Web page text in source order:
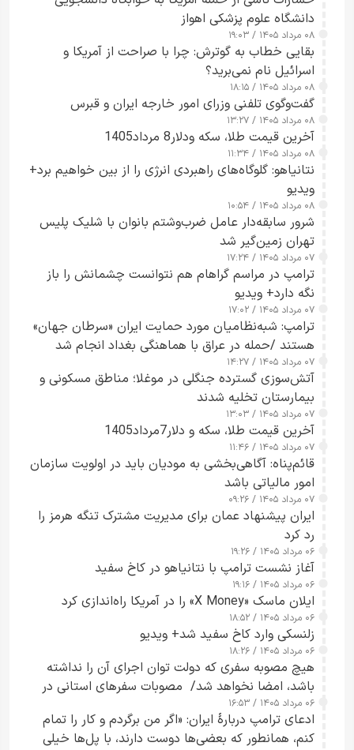
دانشگاه علوم پزشکی اهواز
۰۸ مرداد ۱۴۰۵ / ۱۹:۰۳
بقایی خطاب به گوترش: چرا با صراحت از آمریکا و
اسرائیل نام نمی‌برید؟
۰۸ مرداد ۱۴۰۵ / ۱۸:۱۵
گفت‌وگوی تلفنی وزرای امور خارجه ایران و قبرس
۰۸ مرداد ۱۴۰۵ / ۱۳:۲۷
آخرین قیمت طلا، سکه ودلار8 مرداد1405
۰۸ مرداد ۱۴۰۵ / ۱۱:۳۴
نتانیاهو: گلوگاه‌های راهبردی انرژی را از بین خواهیم برد+
ویدیو
۰۸ مرداد ۱۴۰۵ / ۱۰:۵۴
شرور سابقه‌دار عامل ضرب‌وشتم بانوان با شلیک پلیس
تهران زمین‌گیر شد
۰۷ مرداد ۱۴۰۵ / ۱۷:۲۴
ترامپ در مراسم گراهام هم نتوانست چشمانش را باز
نگه دارد+ ویدیو
۰۷ مرداد ۱۴۰۵ / ۱۷:۰۲
ترامپ: شبه‌نظامیان مورد حمایت ایران «سرطان جهان»
هستند /حمله در عراق با هماهنگی بغداد انجام شد
۰۷ مرداد ۱۴۰۵ / ۱۴:۲۷
آتش‌سوزی گسترده جنگلی در موغلا؛ مناطق مسکونی و
بیمارستان تخلیه شدند
۰۷ مرداد ۱۴۰۵ / ۱۳:۰۳
آخرین قیمت طلا، سکه و دلار7مرداد1405
۰۷ مرداد ۱۴۰۵ / ۱۱:۴۶
قائم‌پناه: آگاهی‌بخشی به مودیان باید در اولویت سازمان
امور مالیاتی باشد
۰۷ مرداد ۱۴۰۵ / ۰۹:۲۶
ایران پیشنهاد عمان برای مدیریت مشترک تنگه هرمز را
رد کرد
۰۶ مرداد ۱۴۰۵ / ۱۹:۲۶
آغاز نشست ترامپ با نتانیاهو در کاخ سفید
۰۶ مرداد ۱۴۰۵ / ۱۹:۱۶
ایلان ماسک «X Money» را در آمریکا راه‌اندازی کرد
۰۶ مرداد ۱۴۰۵ / ۱۸:۵۲
زلنسکی وارد کاخ سفید شد+ ویدیو
۰۶ مرداد ۱۴۰۵ / ۱۸:۲۶
هیچ مصوبه سفری که دولت توان اجرای آن را نداشته
باشد، امضا نخواهد شد/ مصوبات سفرهای استانی در
چارچوب قانون بودجه است+ عکس
۰۶ مرداد ۱۴۰۵ / ۱۶:۵۳
ادعای ترامپ دربارهٔ ایران: «اگر من برگردم و کار را تمام
کنم، همانطور که بعضی‌ها دوست دارند، با پل‌ها خیلی